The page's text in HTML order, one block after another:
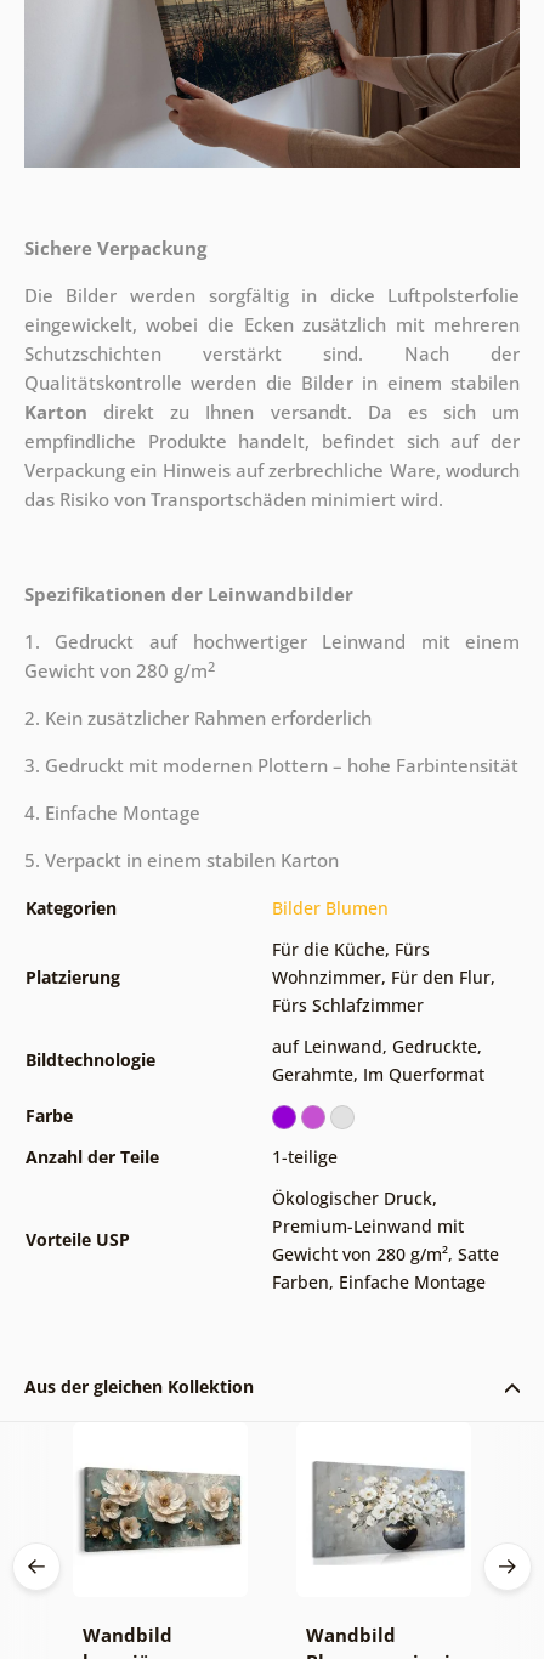
Sichere Verpackung
Die Bilder werden sorgfältig in dicke Luftpolsterfolie
eingewickelt, wobei die Ecken zusätzlich mit mehreren
Schutzschichten verstärkt sind. Nach der
Qualitätskontrolle werden die Bilder in einem stabilen
Karton direkt zu Ihnen versandt. Da es sich um
empfindliche Produkte handelt, befindet sich auf der
Verpackung ein Hinweis auf zerbrechliche Ware, wodurch
das Risiko von Transportschäden minimiert wird.
Spezifikationen der Leinwandbilder
1. Gedruckt auf hochwertiger Leinwand mit einem
Gewicht von 280 g/m2
2. Kein zusätzlicher Rahmen erforderlich
3. Gedruckt mit modernen Plottern – hohe Farbintensität
4. Einfache Montage
5. Verpackt in einem stabilen Karton
Kategorien Bilder Blumen
Platzierung
Für die Küche, Fürs
Wohnzimmer, Für den Flur,
Fürs Schlafzimmer
Bildtechnologie
auf Leinwand, Gedruckte,
Gerahmte, Im Querformat
Farbe
Anzahl der Teile
1-teilige
Vorteile USP
Ökologischer Druck,
Premium-Leinwand mit
Gewicht von 280 g/m², Satte
Farben, Einfache Montage
Aus der gleichen Kollektion
Wandbild
Wandbild